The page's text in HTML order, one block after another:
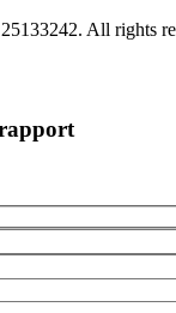
All rights